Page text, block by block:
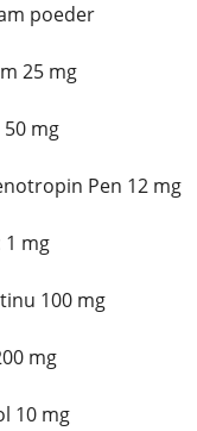
poeder
25 mg
mg
Pen 12 mg
1 mg
100 mg
mg
10 mg